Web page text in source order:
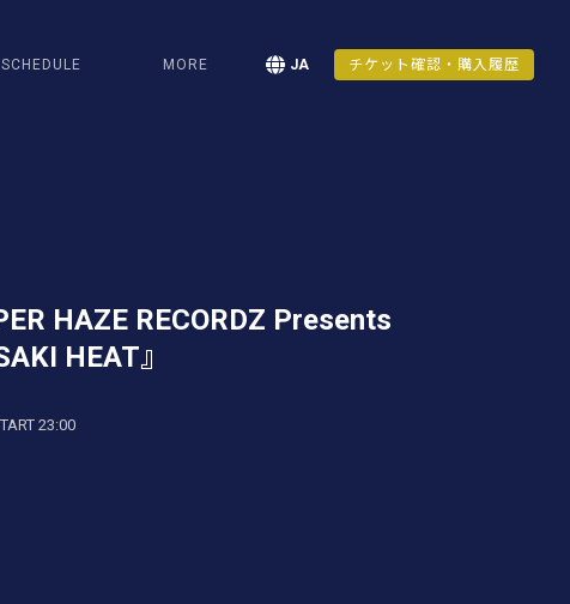
SCHEDULE MORE JA チケット確認・購入履歴
HAZE RECORDZ Presents
HEAT』
23:00